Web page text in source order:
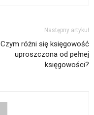
Następny artykuł
Czym różni się księgowość
uproszczona od pełnej
księgowości?